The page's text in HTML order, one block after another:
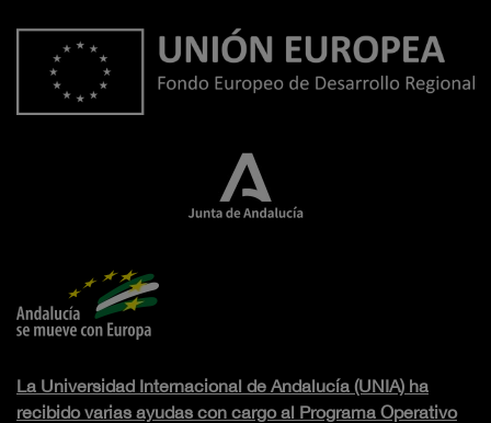
La Universidad Internacional de Andalucía (UNIA) ha
recibido varias ayudas con cargo al Programa Operativo